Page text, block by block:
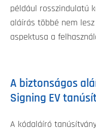
például rosszindulatú
aláírás többé nem
aspektusa a
A biztonságos
Signing EV
A kódaláíró